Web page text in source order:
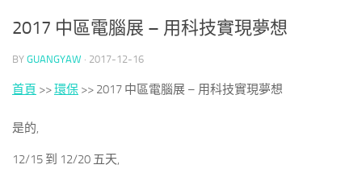
2017 中區電腦展 – 用科技實現夢想
BY GUANGYAW · 2017-12-16
首頁 >>環保 >> 2017 中區電腦展 – 用科技實現夢想
是的,
12/15 到 12/20 五天,